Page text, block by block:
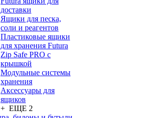
доставки
Ящики для песка,
соли и реагентов
Пластиковые ящики
для хранения Futura
Zip Safe PRO с
крышкой
Модульные системы
хранения
Аксессуары для
ящиков
+ ЕЩЕ 2